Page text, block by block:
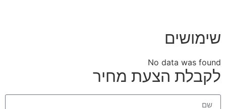
שימושים
No data was found
לקבלת הצעת מחיר